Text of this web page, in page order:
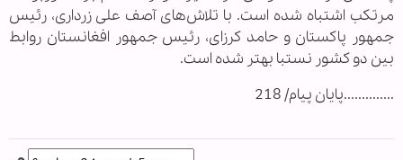
مرتکب اشتباه شده است. با تلاش‌های آصف علی زرداری، رئیس
جمهور پاکستان و حامد کرزای، رئیس جمهور افغانستان روابط
بین دو کشور نستبا بهتر شده است.
..............پایان پیام/ 218